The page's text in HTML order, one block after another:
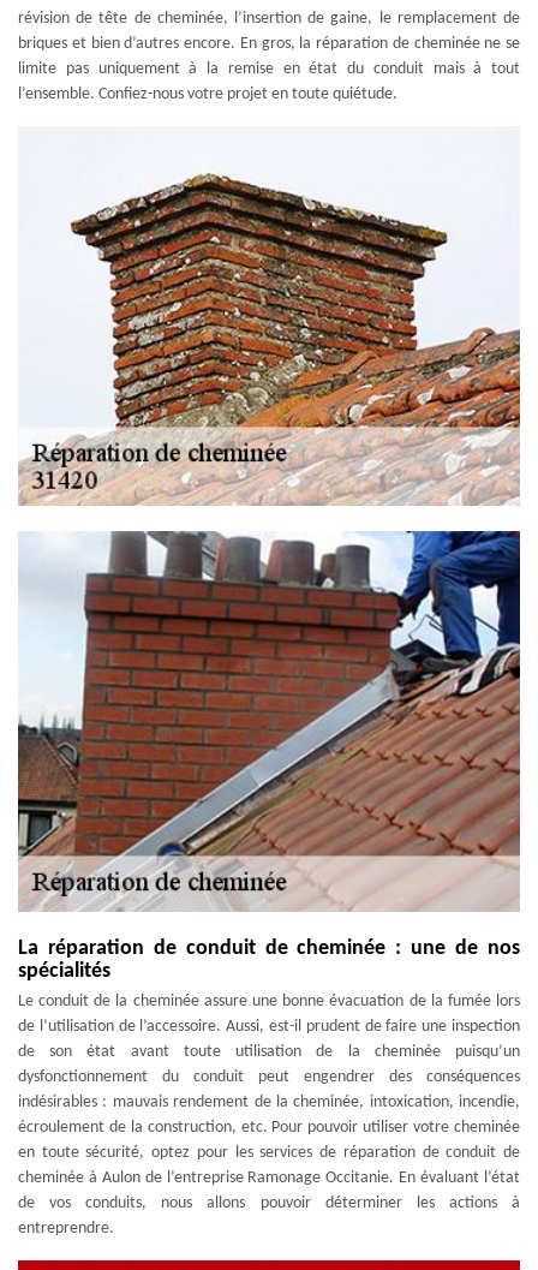
révision de tête de cheminée, l’insertion de gaine, le remplacement de
briques et bien d’autres encore. En gros, la réparation de cheminée ne se
limite pas uniquement à la remise en état du conduit mais à tout
l’ensemble. Confiez-nous votre projet en toute quiétude.
La réparation de conduit de cheminée : une de nos
spécialités
Le conduit de la cheminée assure une bonne évacuation de la fumée lors
de l’utilisation de l’accessoire. Aussi, est-il prudent de faire une inspection
de son état avant toute utilisation de la cheminée puisqu’un
dysfonctionnement du conduit peut engendrer des conséquences
indésirables : mauvais rendement de la cheminée, intoxication, incendie,
écroulement de la construction, etc. Pour pouvoir utiliser votre cheminée
en toute sécurité, optez pour les services de réparation de conduit de
cheminée à Aulon de l’entreprise Ramonage Occitanie. En évaluant l’état
de vos conduits, nous allons pouvoir déterminer les actions à
entreprendre.